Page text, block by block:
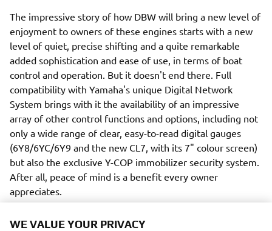
The impressive story of how DBW will bring a new level of
enjoyment to owners of these engines starts with a new
level of quiet, precise shifting and a quite remarkable
added sophistication and ease of use, in terms of boat
control and operation. But it doesn't end there. Full
compatibility with Yamaha's unique Digital Network
System brings with it the availability of an impressive
array of other control functions and options, including not
only a wide range of clear, easy-to-read digital gauges
(6Y8/6YC/6Y9 and the new CL7, with its 7" colour screen)
but also the exclusive Y-COP immobilizer security system.
After all, peace of mind is a benefit every owner
appreciates.
WE VALUE YOUR PRIVACY